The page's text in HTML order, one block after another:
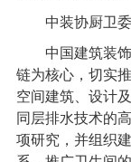
中装协厨卫委
中国建筑装饰
链为核心，切实
空间建筑、设计
同层排水技术的
项研究，并组织